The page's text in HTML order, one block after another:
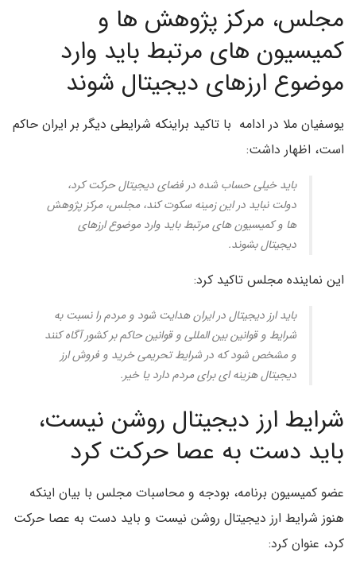
مجلس، مرکز پژوهش ها و
کمیسیون های مرتبط باید وارد
موضوع ارزهای دیجیتال شوند
یوسفیان ملا در ادامه با تاکید براینکه شرایطی دیگر بر ایران حاکم
است، اظهار داشت:
باید خیلی حساب شده در فضای دیجیتال حرکت کرد،
دولت نباید در این زمینه سکوت کند، مجلس، مرکز پژوهش
ها و کمیسیون های مرتبط باید وارد موضوع ارزهای
دیجیتال بشوند.
این نماینده مجلس تاکید کرد:
باید ارز دیجیتال در ایران هدایت شود و مردم را نسبت به
شرایط و قوانین بین المللی و قوانین حاکم بر کشور آگاه کنند
و مشخص شود که در شرایط تحریمی خرید و فروش ارز
دیجیتال هزینه ای برای مردم دارد یا خیر.
شرایط ارز دیجیتال روشن نیست،
باید دست به عصا حرکت کرد
عضو کمیسیون برنامه، بودجه و محاسبات مجلس با بیان اینکه
هنوز شرایط ارز دیجیتال روشن نیست و باید دست به عصا حرکت
کرد، عنوان کرد: